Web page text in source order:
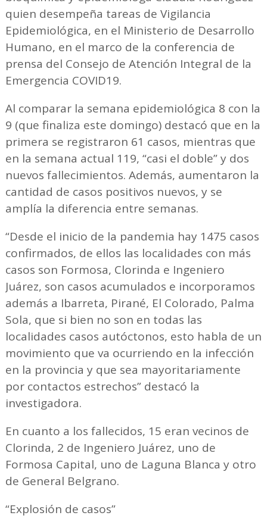
quien desempeña tareas de Vigilancia
Epidemiológica, en el Ministerio de Desarrollo
Humano, en el marco de la conferencia de
prensa del Consejo de Atención Integral de la
Emergencia COVID19.
Al comparar la semana epidemiológica 8 con la
9 (que finaliza este domingo) destacó que en la
primera se registraron 61 casos, mientras que
en la semana actual 119, “casi el doble” y dos
nuevos fallecimientos. Además, aumentaron la
cantidad de casos positivos nuevos, y se
amplía la diferencia entre semanas.
“Desde el inicio de la pandemia hay 1475 casos
confirmados, de ellos las localidades con más
casos son Formosa, Clorinda e Ingeniero
Juárez, son casos acumulados e incorporamos
además a Ibarreta, Pirané, El Colorado, Palma
Sola, que si bien no son en todas las
localidades casos autóctonos, esto habla de un
movimiento que va ocurriendo en la infección
en la provincia y que sea mayoritariamente
por contactos estrechos” destacó la
investigadora.
En cuanto a los fallecidos, 15 eran vecinos de
Clorinda, 2 de Ingeniero Juárez, uno de
Formosa Capital, uno de Laguna Blanca y otro
de General Belgrano.
“Explosión de casos”